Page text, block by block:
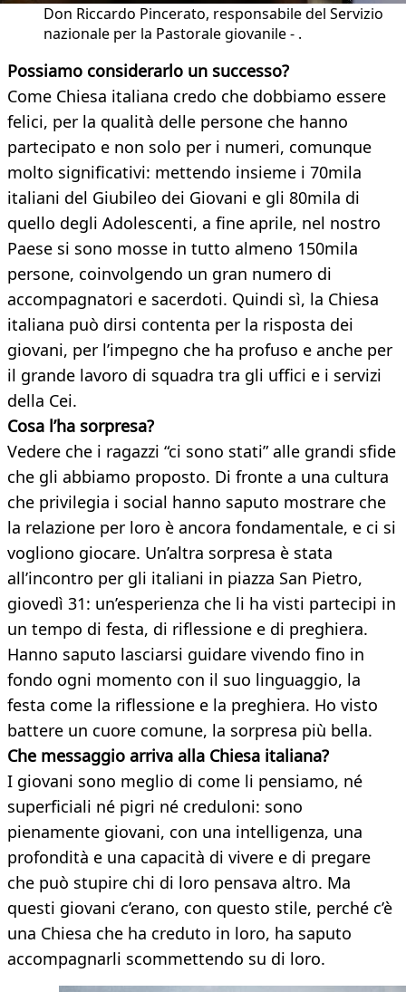
Don Riccardo Pincerato, responsabile del Servizio
nazionale per la Pastorale giovanile - .
Possiamo considerarlo un successo?
Come Chiesa italiana credo che dobbiamo essere
felici, per la qualità delle persone che hanno
partecipato e non solo per i numeri, comunque
molto significativi: mettendo insieme i 70mila
italiani del Giubileo dei Giovani e gli 80mila di
quello degli Adolescenti, a fine aprile, nel nostro
Paese si sono mosse in tutto almeno 150mila
persone, coinvolgendo un gran numero di
accompagnatori e sacerdoti. Quindi sì, la Chiesa
italiana può dirsi contenta per la risposta dei
giovani, per l’impegno che ha profuso e anche per
il grande lavoro di squadra tra gli uffici e i servizi
della Cei.
Cosa l’ha sorpresa?
Vedere che i ragazzi “ci sono stati” alle grandi sfide
che gli abbiamo proposto. Di fronte a una cultura
che privilegia i social hanno saputo mostrare che
la relazione per loro è ancora fondamentale, e ci si
vogliono giocare. Un’altra sorpresa è stata
all’incontro per gli italiani in piazza San Pietro,
giovedì 31: un’esperienza che li ha visti partecipi in
un tempo di festa, di riflessione e di preghiera.
Hanno saputo lasciarsi guidare vivendo fino in
fondo ogni momento con il suo linguaggio, la
festa come la riflessione e la preghiera. Ho visto
battere un cuore comune, la sorpresa più bella.
Che messaggio arriva alla Chiesa italiana?
I giovani sono meglio di come li pensiamo, né
superficiali né pigri né creduloni: sono
pienamente giovani, con una intelligenza, una
profondità e una capacità di vivere e di pregare
che può stupire chi di loro pensava altro. Ma
questi giovani c’erano, con questo stile, perché c’è
una Chiesa che ha creduto in loro, ha saputo
accompagnarli scommettendo su di loro.